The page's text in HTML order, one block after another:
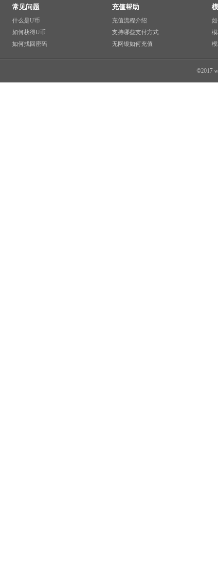
常见问题
什么是U币
如何获得U币
如何找回密码
充值帮助
充值流程介绍
支持哪些支付方式
无网银如何充值
©2017